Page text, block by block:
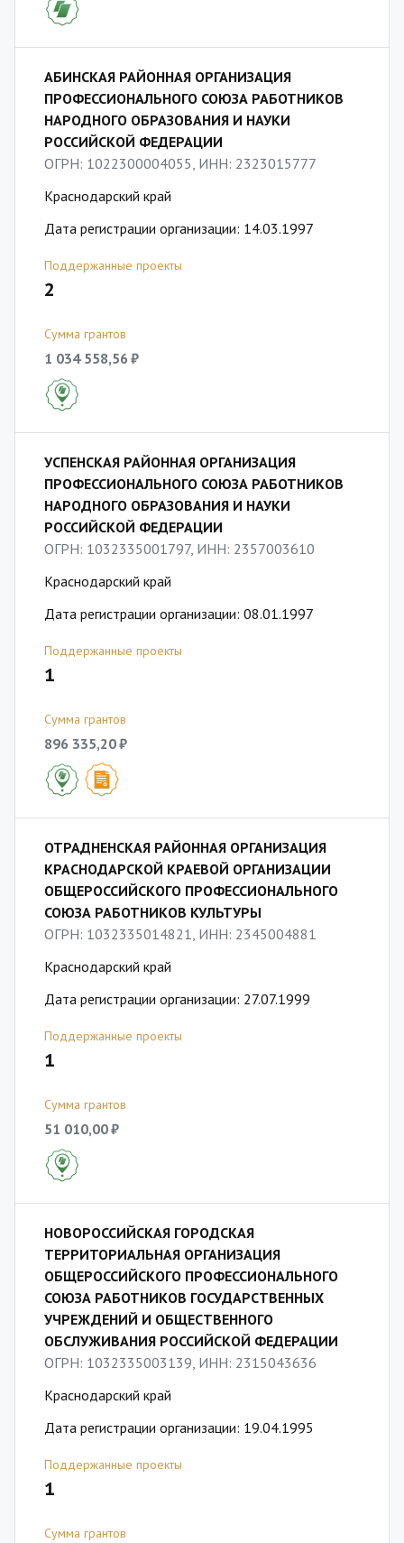
АБИНСКАЯ РАЙОННАЯ ОРГАНИЗАЦИЯ
ПРОФЕССИОНАЛЬНОГО СОЮЗА РАБОТНИКОВ
НАРОДНОГО ОБРАЗОВАНИЯ И НАУКИ
РОССИЙСКОЙ ФЕДЕРАЦИИ
ОГРН: 1022300004055, ИНН: 2323015777
Краснодарский край
Дата регистрации организации: 14.03.1997
Поддержанные проекты
2
Сумма грантов
1 034 558,56 ₽
УСПЕНСКАЯ РАЙОННАЯ ОРГАНИЗАЦИЯ
ПРОФЕССИОНАЛЬНОГО СОЮЗА РАБОТНИКОВ
НАРОДНОГО ОБРАЗОВАНИЯ И НАУКИ
РОССИЙСКОЙ ФЕДЕРАЦИИ
ОГРН: 1032335001797, ИНН: 2357003610
Краснодарский край
Дата регистрации организации: 08.01.1997
Поддержанные проекты
1
Сумма грантов
896 335,20 ₽
ОТРАДНЕНСКАЯ РАЙОННАЯ ОРГАНИЗАЦИЯ
КРАСНОДАРСКОЙ КРАЕВОЙ ОРГАНИЗАЦИИ
ОБЩЕРОССИЙСКОГО ПРОФЕССИОНАЛЬНОГО
СОЮЗА РАБОТНИКОВ КУЛЬТУРЫ
ОГРН: 1032335014821, ИНН: 2345004881
Краснодарский край
Дата регистрации организации: 27.07.1999
Поддержанные проекты
1
Сумма грантов
51 010,00 ₽
НОВОРОССИЙСКАЯ ГОРОДСКАЯ
ТЕРРИТОРИАЛЬНАЯ ОРГАНИЗАЦИЯ
ОБЩЕРОССИЙСКОГО ПРОФЕССИОНАЛЬНОГО
СОЮЗА РАБОТНИКОВ ГОСУДАРСТВЕННЫХ
УЧРЕЖДЕНИЙ И ОБЩЕСТВЕННОГО
ОБСЛУЖИВАНИЯ РОССИЙСКОЙ ФЕДЕРАЦИИ
ОГРН: 1032335003139, ИНН: 2315043636
Краснодарский край
Дата регистрации организации: 19.04.1995
Поддержанные проекты
1
Сумма грантов